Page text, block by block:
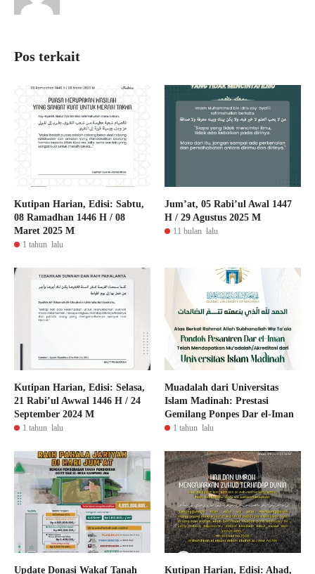
Pos terkait
Kutipan Harian, Edisi: Sabtu,
08 Ramadhan 1446 H / 08
Maret 2025 M
1 tahun lalu
Jum’at, 05 Rabi’ul Awal 1447
H / 29 Agustus 2025 M
11 bulan lalu
Kutipan Harian, Edisi: Selasa,
21 Rabi’ul Awwal 1446 H / 24
September 2024 M
1 tahun lalu
Muadalah dari Universitas
Islam Madinah: Prestasi
Gemilang Ponpes Dar el-Iman
1 tahun lalu
Update Donasi Wakaf Tanah
Kutipan Harian, Edisi: Ahad,